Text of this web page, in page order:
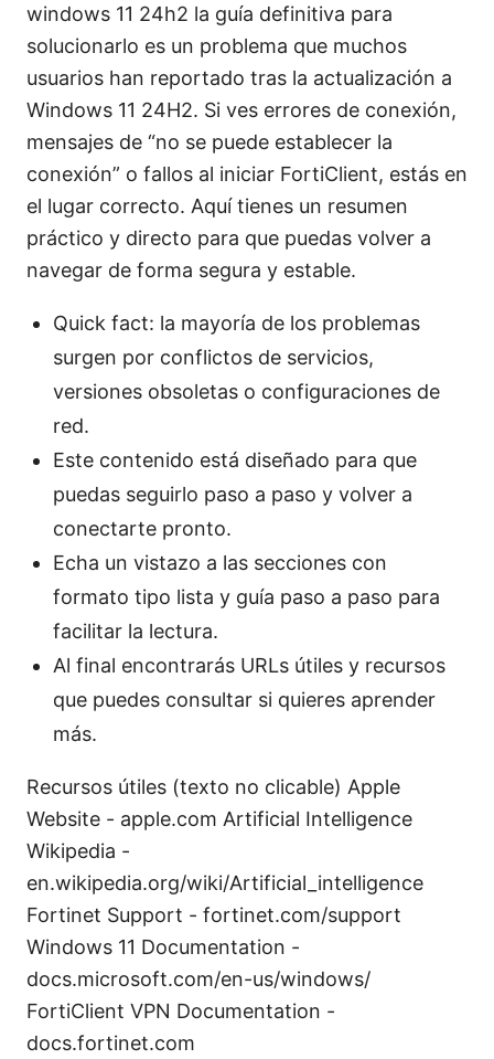
windows 11 24h2 la guía definitiva para
solucionarlo es un problema que muchos
usuarios han reportado tras la actualización a
Windows 11 24H2. Si ves errores de conexión,
mensajes de “no se puede establecer la
conexión” o fallos al iniciar FortiClient, estás en
el lugar correcto. Aquí tienes un resumen
práctico y directo para que puedas volver a
navegar de forma segura y estable.
Quick fact: la mayoría de los problemas
surgen por conflictos de servicios,
versiones obsoletas o configuraciones de
red.
Este contenido está diseñado para que
puedas seguirlo paso a paso y volver a
conectarte pronto.
Echa un vistazo a las secciones con
formato tipo lista y guía paso a paso para
facilitar la lectura.
Al final encontrarás URLs útiles y recursos
que puedes consultar si quieres aprender
más.
Recursos útiles (texto no clicable) Apple
Website - apple.com Artificial Intelligence
Wikipedia -
en.wikipedia.org/wiki/Artificial_intelligence
Fortinet Support - fortinet.com/support
Windows 11 Documentation -
docs.microsoft.com/en-us/windows/
FortiClient VPN Documentation -
docs.fortinet.com